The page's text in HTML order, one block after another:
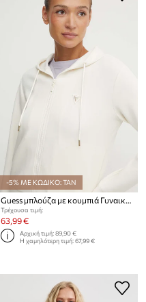
-5% ΜΕ ΚΩΔΙΚΟ: TAN
Guess μπλούζα με κουμπιά Γυναικεία OLYMPE
Τρέχουσα τιμή:
63,99 €
Αρχική τιμή:89,90 €
Η χαμηλότερη τιμή:67,99 €